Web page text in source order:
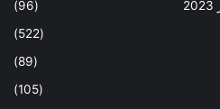
(96)
(522)
(89)
(105)